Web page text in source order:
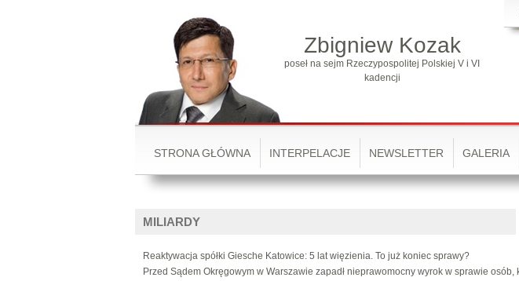
Zbigniew Kozak
poseł na sejm Rzeczypospolitej Polskiej V i VI
kadencji
STRONA GŁÓWNA INTERPELACJE NEWSLETTER GALERIA
MILIARDY
Reaktywacja spółki Giesche Katowice: 5 lat więzienia. To już koniec sprawy?
Przed Sądem Okręgowym w Warszawie zapadł nieprawomocny wyrok w sprawie